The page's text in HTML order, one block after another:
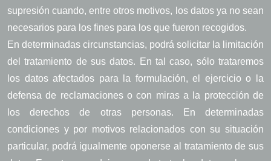
supresión cuando, entre otros motivos, los datos ya no sean
necesarios para los fines para los que fueron recogidos.
En determinadas circunstancias, podrá solicitar la limitación
del tratamiento de sus datos. En tal caso, sólo trataremos
los datos afectados para la formulación, el ejercicio o la
defensa de reclamaciones o con miras a la protección de
los derechos de otras personas. En determinadas
condiciones y por motivos relacionados con su situación
particular, podrá igualmente oponerse al tratamiento de sus